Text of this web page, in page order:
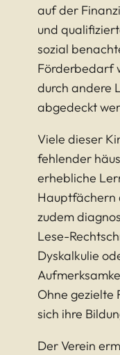
auf der
und
sozial
Förderbedarf
durch andere
abgedeckt
Viele dieser
fehlender
erhebliche
Hauptfächern
zudem
Lese-
Dyskalkulie
Ohne gezielte
sich ihre
Der Verein